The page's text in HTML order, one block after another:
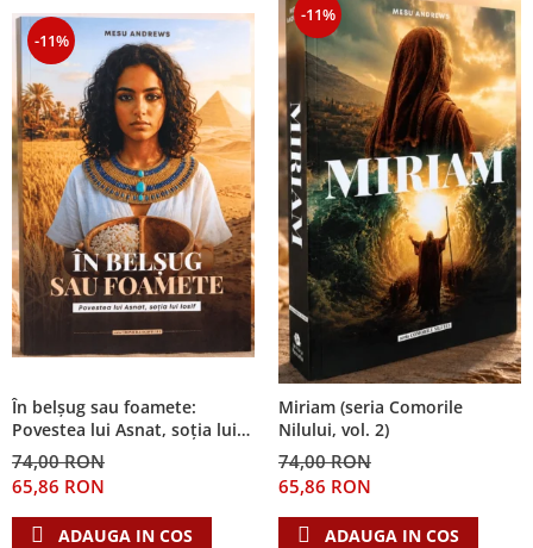
-11%
În belșug sau foamete:
Povestea lui Asnat, soția lui
Iosif (Seria Cronicile Egiptului,
vol. 2)
74,00 RON
65,86 RON
ADAUGA IN COS
-11%
Miriam (seria Comorile
Nilului, vol. 2)
74,00 RON
65,86 RON
ADAUGA IN COS